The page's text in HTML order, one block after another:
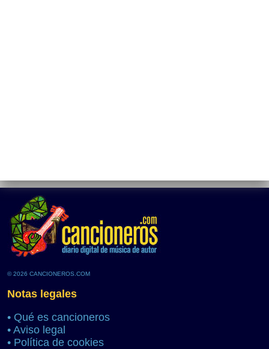
© 2026 CANCIONEROS.COM
Notas legales
• Qué es cancioneros
• Aviso legal
• Política de cookies